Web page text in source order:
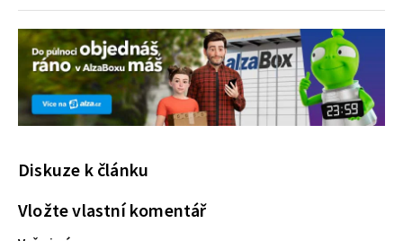
Diskuze k článku
Vložte vlastní komentář